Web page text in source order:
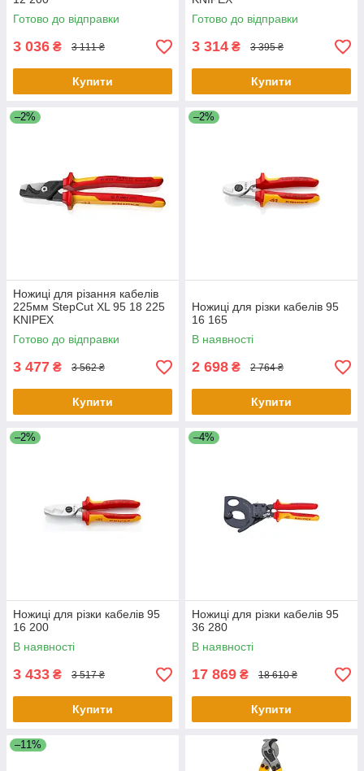
Готово до відправки
3 036 ₴ 3 111 ₴
Купити
Готово до відправки
3 314 ₴ 3 395 ₴
Купити
–2%
Ножиці для різання кабелів
225мм StepCut XL 95 18 225
KNIPEX
Готово до відправки
3 477 ₴ 3 562 ₴
Купити
–2%
Ножиці для різки кабелів 95
16 165
В наявності
2 698 ₴ 2 764 ₴
Купити
–2%
Ножиці для різки кабелів 95
16 200
В наявності
3 433 ₴ 3 517 ₴
Купити
–4%
Ножиці для різки кабелів 95
36 280
В наявності
17 869 ₴ 18 610 ₴
Купити
–11%